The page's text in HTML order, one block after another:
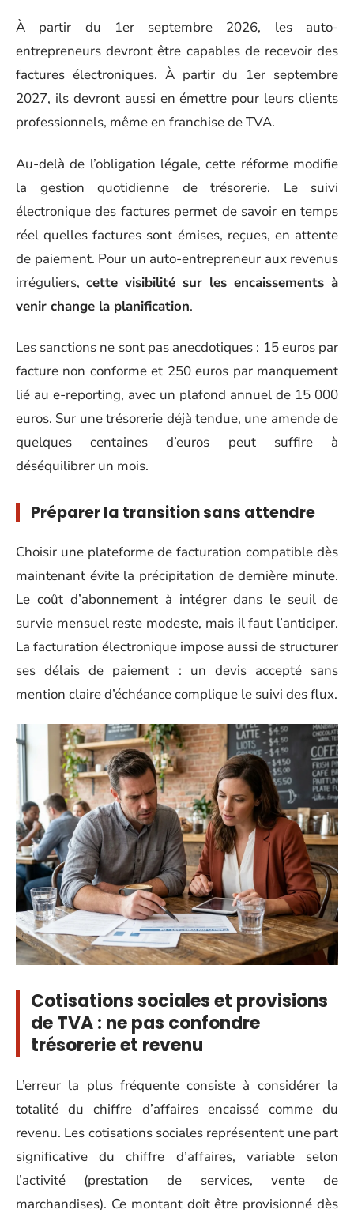
À partir du 1er septembre 2026, les auto-
entrepreneurs devront être capables de recevoir des
factures électroniques. À partir du 1er septembre
2027, ils devront aussi en émettre pour leurs clients
professionnels, même en franchise de TVA.
Au-delà de l’obligation légale, cette réforme modifie
la gestion quotidienne de trésorerie. Le suivi
électronique des factures permet de savoir en temps
réel quelles factures sont émises, reçues, en attente
de paiement. Pour un auto-entrepreneur aux revenus
irréguliers, cette visibilité sur les encaissements à
venir change la planification.
Les sanctions ne sont pas anecdotiques : 15 euros par
facture non conforme et 250 euros par manquement
lié au e-reporting, avec un plafond annuel de 15 000
euros. Sur une trésorerie déjà tendue, une amende de
quelques centaines d’euros peut suffire à
déséquilibrer un mois.
Préparer la transition sans attendre
Choisir une plateforme de facturation compatible dès
maintenant évite la précipitation de dernière minute.
Le coût d’abonnement à intégrer dans le seuil de
survie mensuel reste modeste, mais il faut l’anticiper.
La facturation électronique impose aussi de structurer
ses délais de paiement : un devis accepté sans
mention claire d’échéance complique le suivi des flux.
Cotisations sociales et provisions
de TVA : ne pas confondre
trésorerie et revenu
L’erreur la plus fréquente consiste à considérer la
totalité du chiffre d’affaires encaissé comme du
revenu. Les cotisations sociales représentent une part
significative du chiffre d’affaires, variable selon
l’activité (prestation de services, vente de
marchandises). Ce montant doit être provisionné dès